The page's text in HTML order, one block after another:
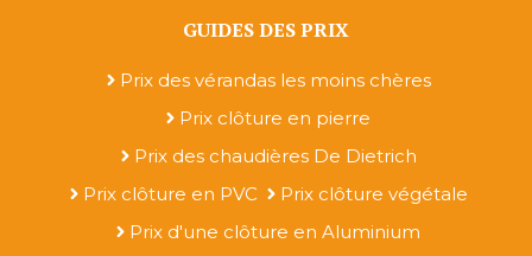
GUIDES DES PRIX
Prix des vérandas les moins chères
Prix clôture en pierre
Prix des chaudières De Dietrich
Prix clôture en PVC
Prix clôture végétale
Prix d'une clôture en Aluminium